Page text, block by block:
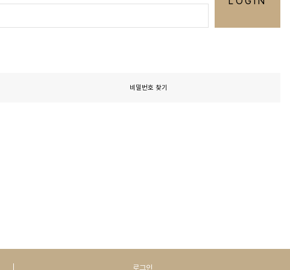
비밀번호 찾기
로그인